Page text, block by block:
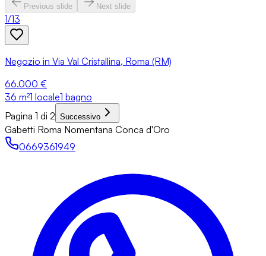
Previous slide Next slide
1/13
Negozio in Via Val Cristallina, Roma (RM)
66.000 €
36 m²1 locale1 bagno
Pagina 1 di 2 Successivo
Gabetti Roma Nomentana Conca d'Oro
0669361949